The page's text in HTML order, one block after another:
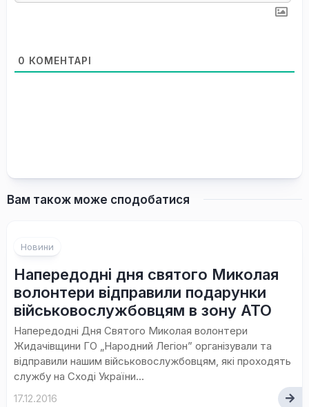
0 КОМЕНТАРІ
Вам також може сподобатися
Новини
Напередодні дня святого Миколая
волонтери відправили подарунки
військовослужбовцям в зону АТО
Напередодні Дня Святого Миколая волонтери
Жидачівщини ГО „Народний Легіон” організували та
відправили нашим військовослужбовцям, які проходять
службу на Сході України...
17.12.2016